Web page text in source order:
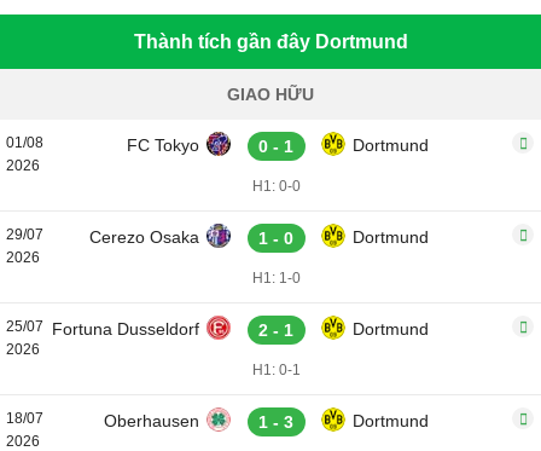
Thành tích gần đây Dortmund
GIAO HỮU
01/08
2026
FC Tokyo 0 - 1 Dortmund
H1: 0-0
29/07
2026
Cerezo Osaka 1 - 0 Dortmund
H1: 1-0
25/07
2026
Fortuna Dusseldorf 2 - 1 Dortmund
H1: 0-1
18/07
2026
Oberhausen 1 - 3 Dortmund